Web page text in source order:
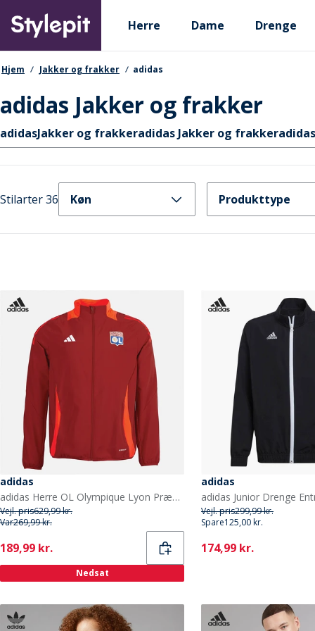
main
content
Primary departments
Herre Dame Drenge
navigationssti
Hjem Jakker og frakker adidas
adidas Jakker og frakker
Hurtige links
adidasJakker og frakkeradidas Jakker og frakker
Stilarter 36 Køn Produkttype
adidas
adidas Herre OL Olympique Lyon Præsentationsjakke Team Power Red 2
Vejl. pris629,99 kr.
Var269,99 kr.
Current
189,99 kr.
Nedsat
adidas
Vejl. pris299,99 kr.
Spare125,00 kr.
Current
174,99 kr.